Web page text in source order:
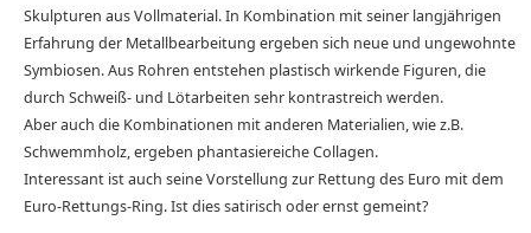
Skulpturen aus Vollmaterial. In Kombination mit seiner langjährigen
Erfahrung der Metallbearbeitung ergeben sich neue und ungewohnte
Symbiosen. Aus Rohren entstehen plastisch wirkende Figuren, die
durch Schweiß- und Lötarbeiten sehr kontrastreich werden.
Aber auch die Kombinationen mit anderen Materialien, wie z.B.
Schwemmholz, ergeben phantasiereiche Collagen.
Interessant ist auch seine Vorstellung zur Rettung des Euro mit dem
Euro-Rettungs-Ring. Ist dies satirisch oder ernst gemeint?